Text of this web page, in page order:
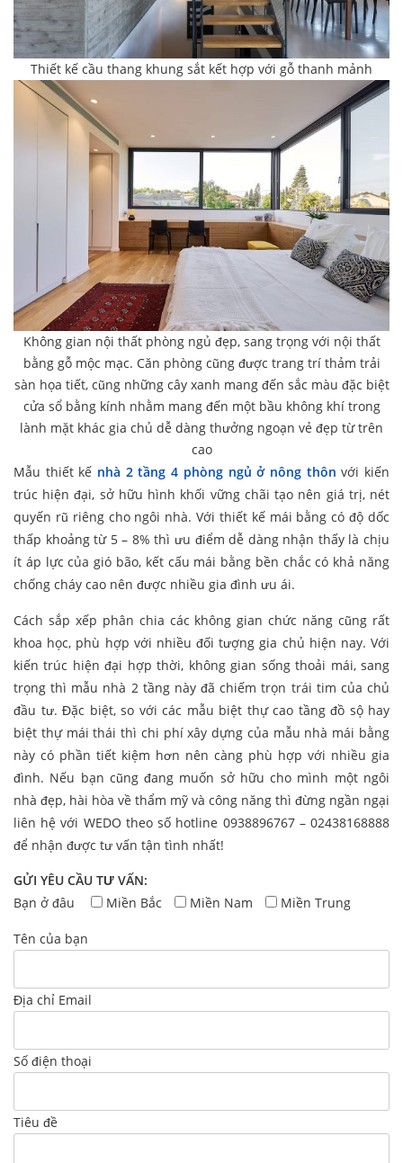
Thiết kế cầu thang khung sắt kết hợp với gỗ thanh mảnh
Không gian nội thất phòng ngủ đẹp, sang trọng với nội thất
bằng gỗ mộc mạc. Căn phòng cũng được trang trí thảm trải
sàn họa tiết, cũng những cây xanh mang đến sắc màu đặc biệt
cửa sổ bằng kính nhằm mang đến một bầu không khí trong
lành mặt khác gia chủ dễ dàng thưởng ngoạn vẻ đẹp từ trên
cao
Mẫu thiết kế nhà 2 tầng 4 phòng ngủ ở nông thôn với kiến
trúc hiện đại, sở hữu hình khối vững chãi tạo nên giá trị, nét
quyến rũ riêng cho ngôi nhà. Với thiết kế mái bằng có độ dốc
thấp khoảng từ 5 – 8% thì ưu điểm dễ dàng nhận thấy là chịu
ít áp lực của gió bão, kết cấu mái bằng bền chắc có khả năng
chống cháy cao nên được nhiều gia đình ưu ái.
Cách sắp xếp phân chia các không gian chức năng cũng rất
khoa học, phù hợp với nhiều đối tượng gia chủ hiện nay. Với
kiến trúc hiện đại hợp thời, không gian sống thoải mái, sang
trọng thì mẫu nhà 2 tầng này đã chiếm trọn trái tim của chủ
đầu tư. Đặc biệt, so với các mẫu biệt thự cao tầng đồ sộ hay
biệt thự mái thái thì chi phí xây dựng của mẫu nhà mái bằng
này có phần tiết kiệm hơn nên càng phù hợp với nhiều gia
đình. Nếu bạn cũng đang muốn sở hữu cho mình một ngôi
nhà đẹp, hài hòa về thẩm mỹ và công năng thì đừng ngần ngại
liên hệ với WEDO theo số hotline 0938896767 – 02438168888
để nhận được tư vấn tận tình nhất!
GỬI YÊU CẦU TƯ VẤN:
Bạn ở đâu
Miền Bắc Miền Nam Miền Trung
Tên của bạn
Địa chỉ Email
Số điện thoại
Tiêu đề